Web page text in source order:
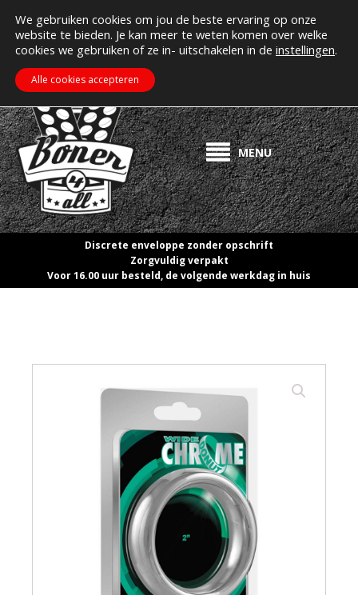
Erectiepillen kopen bij boner4all.nl MIJN ACCOUNT
>> Gratis verzending vanaf €50! <<
ZOEKEN WINKELWAGEN €0.00
MENU
Discrete enveloppe zonder opschrift
Zorgvuldig verpakt
Voor 16.00 uur besteld, de volgende werkdag in huis
We gebruiken cookies om jou de beste ervaring op onze
website te bieden. Je kan meer te weten komen over welke
cookies we gebruiken of ze in- uitschakelen in de instellingen.
Alle cookies accepteren